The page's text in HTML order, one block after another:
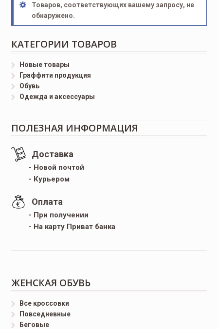
Товаров, соответствующих вашему запросу, не
обнаружено.
КАТЕГОРИИ ТОВАРОВ
Новые товары
Граффити продукция
Обувь
Одежда и аксессуары
ПОЛЕЗНАЯ ИНФОРМАЦИЯ
Доставка
- Новой почтой
- Курьером
Оплата
- При получении
- На карту Приват банка
ЖЕНСКАЯ ОБУВЬ
Все кроссовки
Повседневные
Беговые